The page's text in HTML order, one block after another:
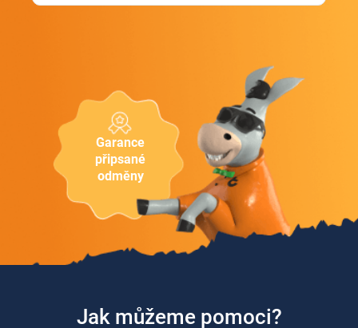
Garance
připsané
odměny
Jak můžeme pomoci?